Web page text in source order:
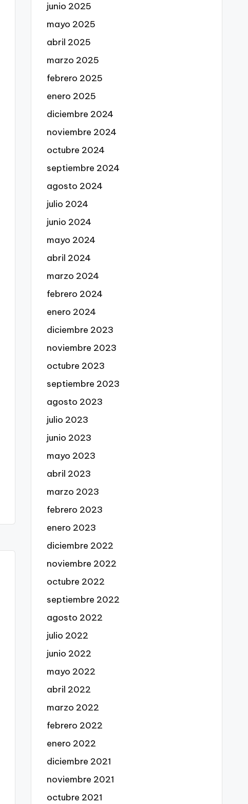
junio 2025
mayo 2025
abril 2025
marzo 2025
febrero 2025
enero 2025
diciembre 2024
noviembre 2024
octubre 2024
septiembre 2024
agosto 2024
julio 2024
junio 2024
mayo 2024
abril 2024
marzo 2024
febrero 2024
enero 2024
diciembre 2023
noviembre 2023
octubre 2023
septiembre 2023
agosto 2023
julio 2023
junio 2023
mayo 2023
abril 2023
marzo 2023
febrero 2023
enero 2023
diciembre 2022
noviembre 2022
octubre 2022
septiembre 2022
agosto 2022
julio 2022
junio 2022
mayo 2022
abril 2022
marzo 2022
febrero 2022
enero 2022
diciembre 2021
noviembre 2021
octubre 2021